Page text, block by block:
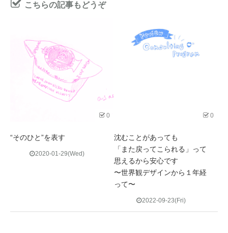
こちらの記事もどうぞ
0
“そのひと”を表す
2020-01-29(Wed)
0
沈むことがあっても
「また戻ってこられる」って
思えるから安心です
〜世界観デザインから１年経
って〜
2022-09-23(Fri)